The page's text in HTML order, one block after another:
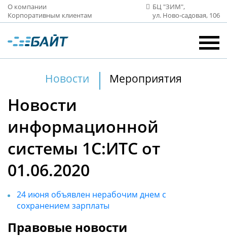
О компании
Корпоративным клиентам
БЦ "ЗИМ",
ул. Ново‑садовая, 106
Новости Мероприятия
Новости
информационной
системы 1С:ИТС от
01.06.2020
24 июня объявлен нерабочим днем с
сохранением зарплаты
Правовые новости